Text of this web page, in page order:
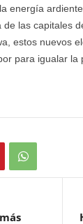
energía
de las capitales
estos nuevos
para igualar la